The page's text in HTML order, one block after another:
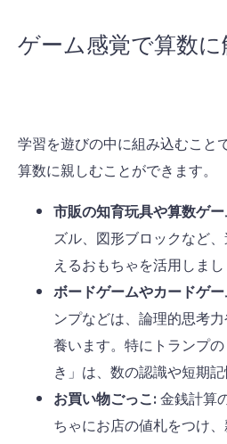
ゲーム感覚で算数に
学習を遊びの中に組み込むこと
算数に親しむことができます。
市販の知育玩具や算数ゲー
ズル、図形ブロックなど
えるおもちゃを活用しまし
ボードゲームやカードゲー
ンプなどは、論理的思考
養います。特にトランプ
き」は、数の認識や短期記
お買い物ごっこ: 金銭計算
ちゃにお店の値札をつけ